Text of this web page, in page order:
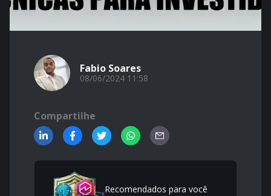
Fabio Soares
08/06/2024 11:58
Compartilhe
Recomendados para você